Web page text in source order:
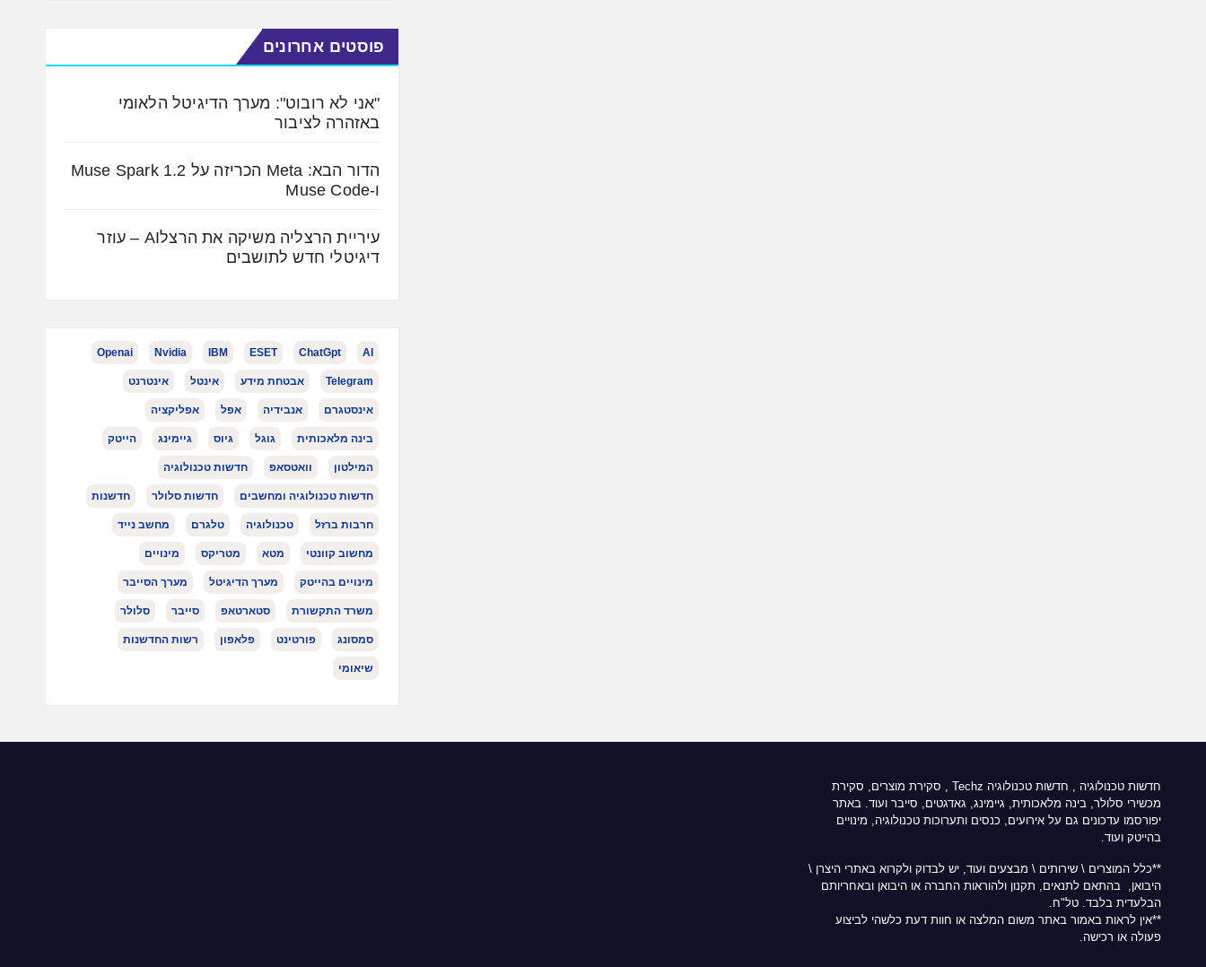
פוסטים אחרונים
"אני לא רובוט": מערך הדיגיטל הלאומי
באזהרה לציבור
הדור הבא: Meta הכריזה על Muse Spark 1.2
ו-Muse Code
עיריית הרצליה משיקה את הרצלAI – עוזר
דיגיטלי חדש לתושבים
AI
ChatGpt
ESET
IBM
Nvidia
Openai
Telegram אבטחת מידע אינטל אינטרנט
אינסטגרם אנבידיה אפל אפליקציה
בינה מלאכותית גוגל גיוס גיימינג הייטק
המילטון וואטסאפ חדשות טכנולוגיה
חדשות טכנולוגיה ומחשבים חדשות סלולר חדשנות
חרבות ברזל טכנולוגיה טלגרם מחשב נייד
מחשוב קוונטי מטא מטריקס מינויים
מינויים בהייטק מערך הדיגיטל מערך הסייבר
משרד התקשורת סטארטאפ סייבר סלולר
סמסונג פורטינט פלאפון רשות החדשנות
שיאומי
חדשות טכנולוגיה , חדשות טכנולוגיה Techz
, סקירת מוצרים, סקירת
מכשירי סלולר, בינה מלאכותית, גיימינג, גאדגטים, סייבר ועוד. באתר
יפורסמו עדכונים גם על אירועים, כנסים ותערוכות טכנולוגיה, מינויים
בהייטק ועוד.
**כלל המוצרים \ שירותים \ מבצעים ועוד, יש לבדוק ולקרוא באתרי היצרן \
היבואן, בהתאם לתנאים, תקנון ולהוראות החברה או היבואן ובאחריותם
הבלעדית בלבד. טל"ח.
**אין לראות באמור באתר משום המלצה או חוות דעת כלשהי לביצוע
פעולה או רכישה.